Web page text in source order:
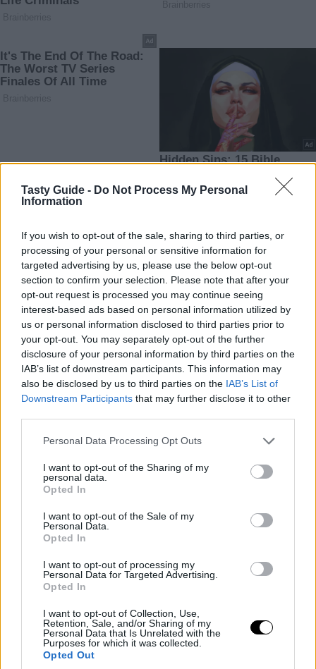
Tasty Guide - Do Not Process My Personal
Information
If you wish to opt-out of the sale, sharing to third parties, or
processing of your personal or sensitive information for
targeted advertising by us, please use the below opt-out
section to confirm your selection. Please note that after your
opt-out request is processed you may continue seeing
interest-based ads based on personal information utilized by
us or personal information disclosed to third parties prior to
your opt-out. You may separately opt-out of the further
disclosure of your personal information by third parties on the
IAB’s list of downstream participants. This information may
also be disclosed by us to third parties on the IAB’s List of
Downstream Participants that may further disclose it to other
Please note that this website/app uses one or more Google
not limited to your visit or usage behaviour. You may click to
grant or deny consent to Google and its third-party tags to
use your data for below specified purposes in below Google
consent section.
Personal Data Processing Opt Outs
I want to opt-out of the Sharing of my
personal data.
Opted In
I want to opt-out of the Sale of my
Personal Data.
Opted In
I want to opt-out of processing my
Personal Data for Targeted Advertising.
Opted In
I want to opt-out of Collection, Use,
Retention, Sale, and/or Sharing of my
Personal Data that Is Unrelated with the
Purposes for which it was collected.
Opted Out